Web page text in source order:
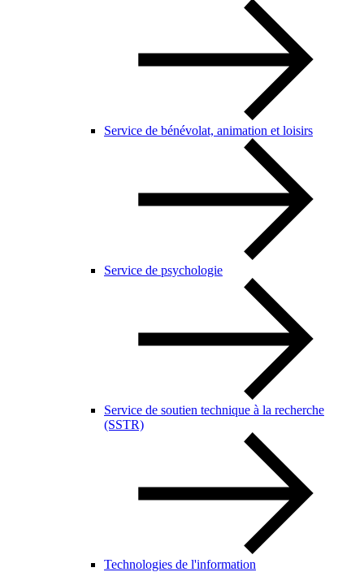
Service de bénévolat, animation et loisirs
Service de psychologie
Service de soutien technique à la recherche
(SSTR)
Technologies de l'information